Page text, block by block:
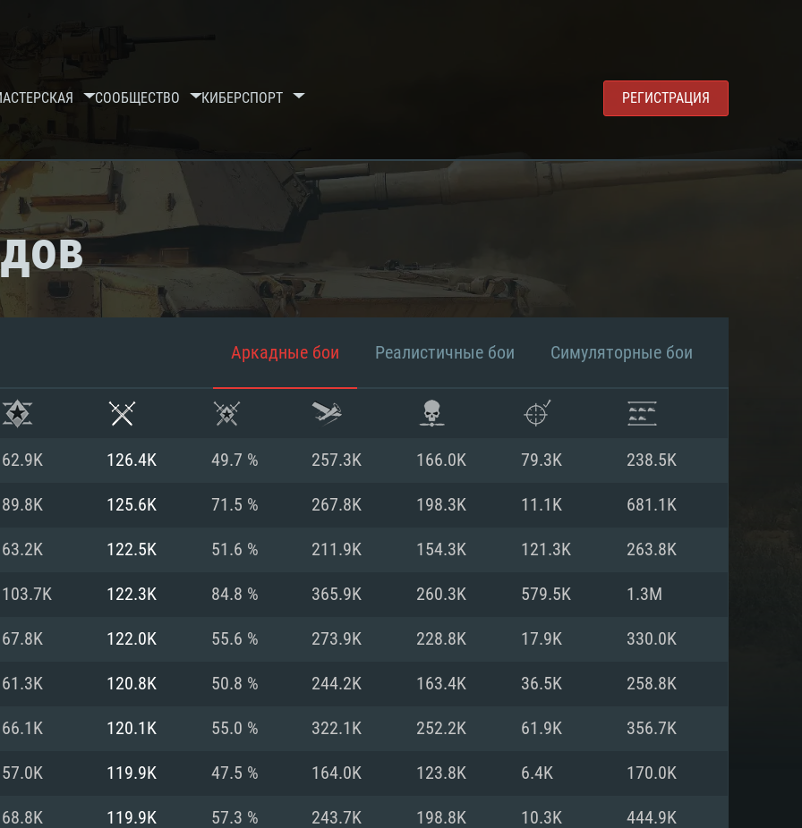
СООБЩЕСТВО КИБЕРСПОРТ РЕГИСТРАЦИЯ
ТРЕБОВАНИЯ
Аркадные бои Реалистичные бои Симуляторные бои
62.9K 126.4K 49.7 % 257.3K 166.0K 79.3K 238.5K
89.8K 125.6K 71.5 % 267.8K 198.3K 11.1K 681.1K
63.2K 122.5K 51.6 % 211.9K 154.3K 121.3K 263.8K
103.7K 122.3K 84.8 % 365.9K 260.3K 579.5K 1.3M
67.8K 122.0K 55.6 % 273.9K 228.8K 17.9K 330.0K
61.3K 120.8K 50.8 % 244.2K 163.4K 36.5K 258.8K
66.1K 120.1K 55.0 % 322.1K 252.2K 61.9K 356.7K
57.0K 119.9K 47.5 % 164.0K 123.8K 6.4K 170.0K
68.8K 119.9K 57.3 % 243.7K 198.8K 10.3K 444.9K